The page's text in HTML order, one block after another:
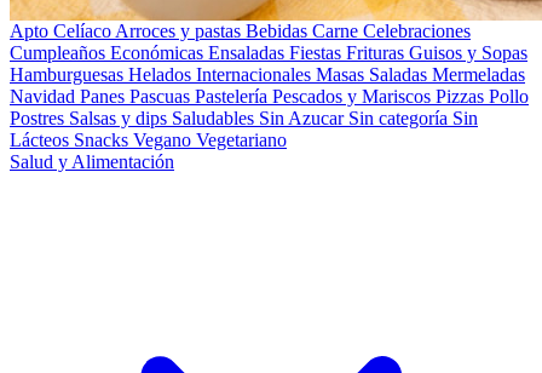
Apto Celíaco Arroces y pastas Bebidas Carne Celebraciones
Cumpleaños Económicas Ensaladas Fiestas Frituras Guisos y Sopas
Hamburguesas Helados Internacionales Masas Saladas Mermeladas
Navidad Panes Pascuas Pastelería Pescados y Mariscos Pizzas Pollo
Postres Salsas y dips Saludables Sin Azucar Sin categoría Sin
Lácteos Snacks Vegano Vegetariano
Salud y Alimentación